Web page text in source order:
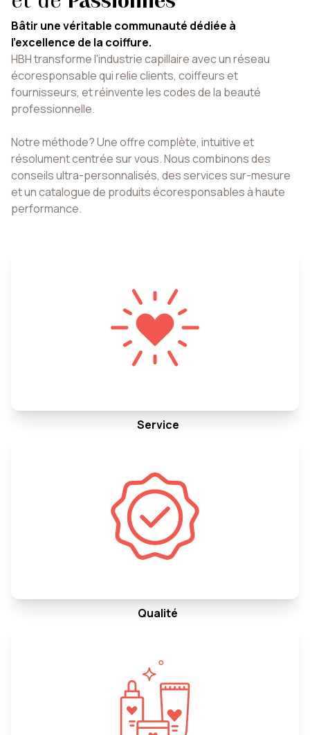
Bâtir une véritable communauté dédiée à
l'excellence de la coiffure.
HBH transforme l'industrie capillaire avec un réseau
écoresponsable qui relie clients, coiffeurs et
fournisseurs, et réinvente les codes de la beauté
professionnelle.
Notre méthode? Une offre complète, intuitive et
résolument centrée sur vous. Nous combinons des
conseils ultra-personnalisés, des services sur-mesure
et un catalogue de produits écoresponsables à haute
performance.
Service
Qualité